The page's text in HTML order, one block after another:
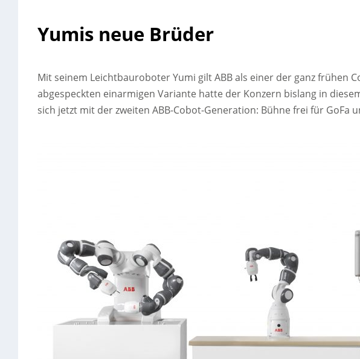
Yumis neue Brüder
Mit seinem Leichtbauroboter Yumi gilt ABB als einer der ganz frühen
abgespeckten einarmigen Variante hatte der Konzern bislang in
sich jetzt mit der zweiten ABB-Cobot-Generation: Bühne frei für GoFa